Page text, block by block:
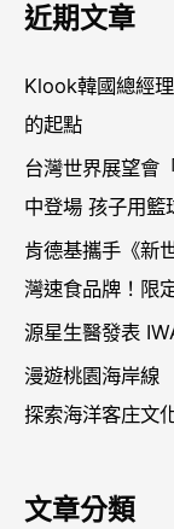
鍵
:
近期文章
Klook韓國總經
的起點
台灣世界展望會
中登場 孩子用籃
肯德基攜手《新
灣速食品牌！限
源星生醫發表
漫遊桃園海岸線
探索海洋客庄文
文章分類